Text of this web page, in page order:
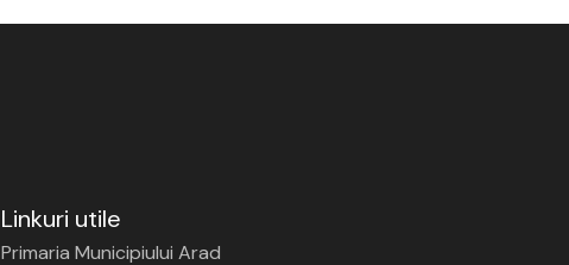
Linkuri utile
Primaria Municipiului Arad